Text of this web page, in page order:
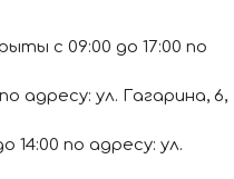
с 09:00 до 17:00 по
адресу: ул. Гагарина, 6,
по адресу: ул.